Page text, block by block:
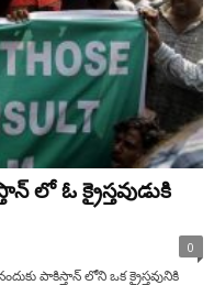
లో ఓ క్రైస్తవుడుకి
0
పాకిస్తాన్ లోని ఒక క్రైస్తవునికి